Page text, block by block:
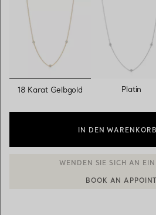
ausgewählt
18 Karat Gelbgold Platin
IN DEN